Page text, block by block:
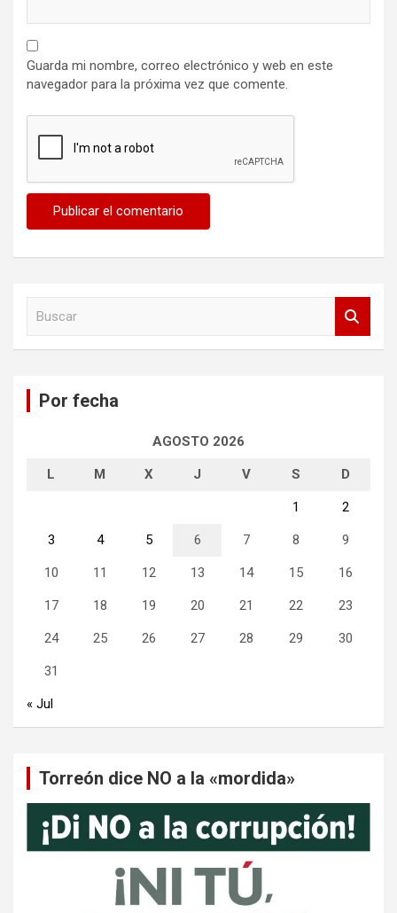
Guarda mi nombre, correo electrónico y web en este
navegador para la próxima vez que comente.
Por fecha
AGOSTO 2026
L M X J V S D
1 2
3 4 5 6 7 8 9
10 11 12 13 14 15 16
17 18 19 20 21 22 23
24 25 26 27 28 29 30
31
« Jul
Torreón dice NO a la «mordida»